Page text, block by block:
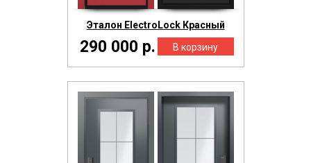
Эталон ElectroLock Красный
290 000 р.